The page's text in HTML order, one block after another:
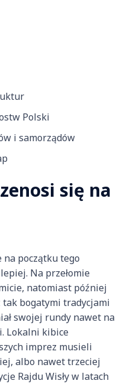
Polski
i samorządów
się na
na początku tego
Na przełomie
natomiast później
tak bogatymi tradycjami
swojej rundy nawet na
Lokalni kibice
imprez musieli
albo nawet trzeciej
Rajdu Wisły w latach